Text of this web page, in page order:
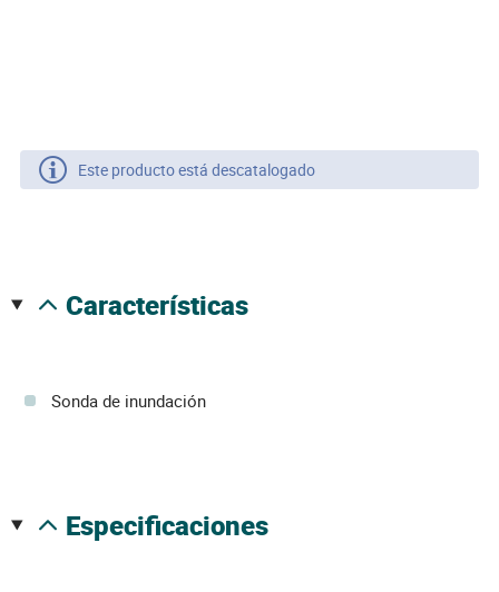
Este producto está descatalogado
características
Sonda de inundación
especificaciones